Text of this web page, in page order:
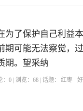
为了保护自己利益
期可能无法察觉，
期。望采纳
：0 | 浏览：68 | 话题： 红枣